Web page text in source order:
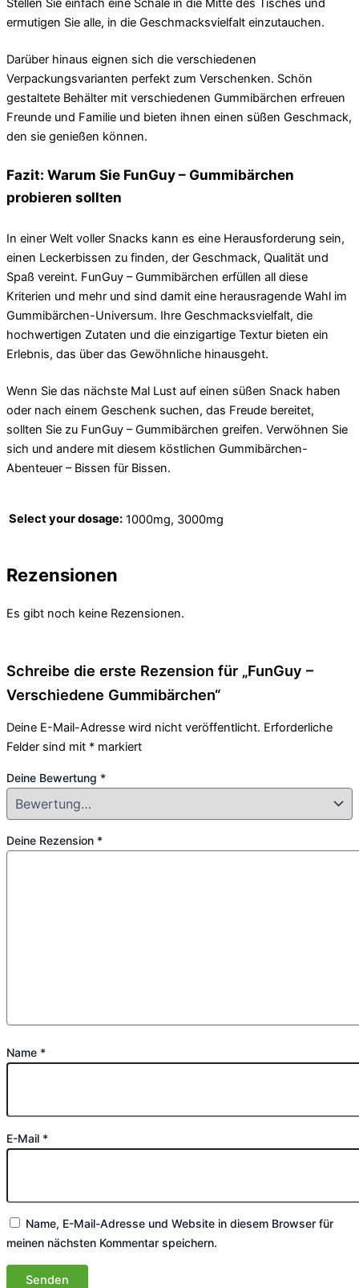
Stellen Sie einfach eine Schale in die Mitte des Tisches und
ermutigen Sie alle, in die Geschmacksvielfalt einzutauchen.
Darüber hinaus eignen sich die verschiedenen
Verpackungsvarianten perfekt zum Verschenken. Schön
gestaltete Behälter mit verschiedenen Gummibärchen erfreuen
Freunde und Familie und bieten ihnen einen süßen Geschmack,
den sie genießen können.
Fazit: Warum Sie FunGuy – Gummibärchen
probieren sollten
In einer Welt voller Snacks kann es eine Herausforderung sein,
einen Leckerbissen zu finden, der Geschmack, Qualität und
Spaß vereint. FunGuy – Gummibärchen erfüllen all diese
Kriterien und mehr und sind damit eine herausragende Wahl im
Gummibärchen-Universum. Ihre Geschmacksvielfalt, die
hochwertigen Zutaten und die einzigartige Textur bieten ein
Erlebnis, das über das Gewöhnliche hinausgeht.
Wenn Sie das nächste Mal Lust auf einen süßen Snack haben
oder nach einem Geschenk suchen, das Freude bereitet,
sollten Sie zu FunGuy – Gummibärchen greifen. Verwöhnen Sie
sich und andere mit diesem köstlichen Gummibärchen-
Abenteuer – Bissen für Bissen.
Select your dosage: 1000mg, 3000mg
Rezensionen
Es gibt noch keine Rezensionen.
Schreibe die erste Rezension für „FunGuy –
Verschiedene Gummibärchen“
Deine E-Mail-Adresse wird nicht veröffentlicht. Erforderliche
Felder sind mit * markiert
Deine Bewertung *
Deine Rezension *
Name *
E-Mail *
Name, E-Mail-Adresse und Website in diesem Browser für
meinen nächsten Kommentar speichern.